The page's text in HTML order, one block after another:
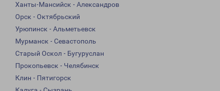
Ханты-Мансийск - Александров
Орск - Октябрьский
Урюпинск - Альметьевск
Мурманск - Севастополь
Старый Оскол - Бугуруслан
Прокопьевск - Челябинск
Клин - Пятигорск